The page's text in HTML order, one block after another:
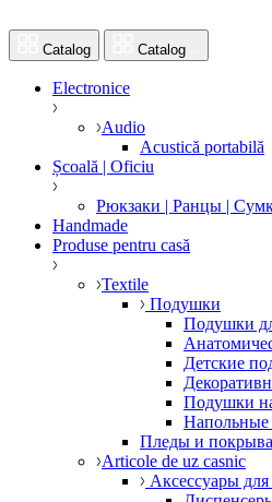
Catalog Catalog
Electronice
Audio
Acustică portabilă
Școală | Oficiu
Рюкзаки | Ранцы |
Handmade
Produse pentru casă
Textile
Подушки
Подушки
Детские
Подушки
Пледы и
Articole de uz casnic
Аксессуары